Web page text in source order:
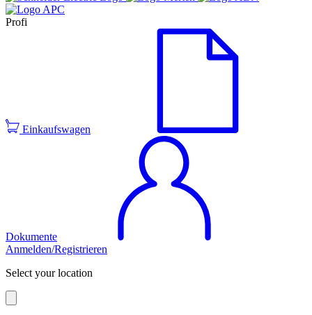
Profi
Einkaufswagen
Dokumente
Anmelden/Registrieren
Select your location